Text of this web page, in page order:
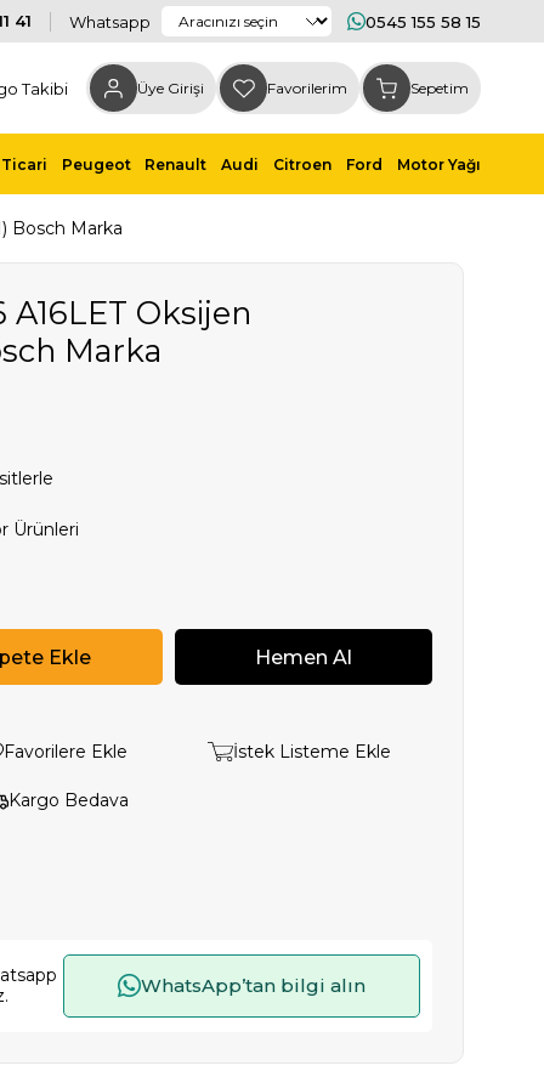
41 Whatsapp 0545 155 58 15
Takibi Üye Girişi Favorilerim Sepetim
Peugeot Renault Audi Citroen Ford Motor Yağı
Bosch Marka
A16LET Oksijen
Marka
Ürünleri
Favorilere Ekle
İstek Listeme Ekle
Kargo Bedava
WhatsApp’tan bilgi alın